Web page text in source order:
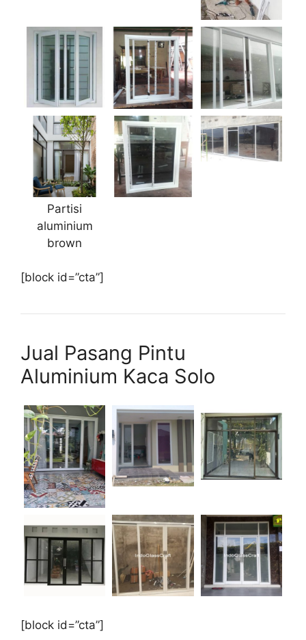
Partisi
aluminium
brown
[block id=”cta”]
Jual Pasang Pintu
Aluminium Kaca Solo
[block id=”cta”]